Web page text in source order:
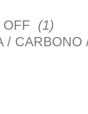
OFF (1)
/